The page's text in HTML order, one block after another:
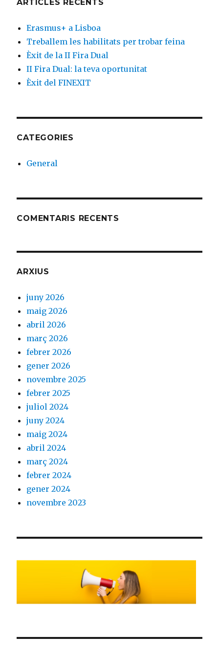
ARTICLES RECENTS
Erasmus+ a Lisboa
Treballem les habilitats per trobar feina
Èxit de la II Fira Dual
II Fira Dual: la teva oportunitat
Èxit del FINEXIT
CATEGORIES
General
COMENTARIS RECENTS
ARXIUS
juny 2026
maig 2026
abril 2026
març 2026
febrer 2026
gener 2026
novembre 2025
febrer 2025
juliol 2024
juny 2024
maig 2024
abril 2024
març 2024
febrer 2024
gener 2024
novembre 2023